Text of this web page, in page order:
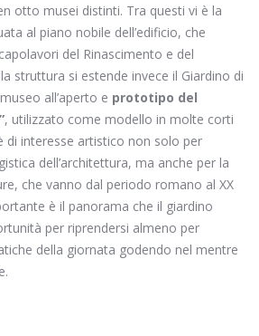
otto musei distinti. Tra questi vi è la
al piano nobile dell’edificio, che
del Rinascimento e del
struttura si estende invece il Giardino di
all’aperto e prototipo del
, utilizzato come modello in molte corti
di interesse artistico non solo per
dell’architettura, ma anche per la
che vanno dal periodo romano al XX
è il panorama che il giardino
per riprendersi almeno per
della giornata godendo nel mentre